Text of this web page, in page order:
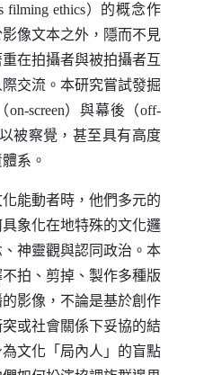
filming ethics）的概念作
像文本之外，隱而不見
在拍攝者與被拍攝者互
交流。本研究嘗試發掘
on-screen）與幕後（off-
被察覺，甚至具有高度
系。
能動者時，他們多元的
象化在地特殊的文化邏
神靈觀與認同政治。本
拍、剪掉、製作多種版
影像，不論是基於創作
或社會關係下妥協的結
文化「局內人」的盲點